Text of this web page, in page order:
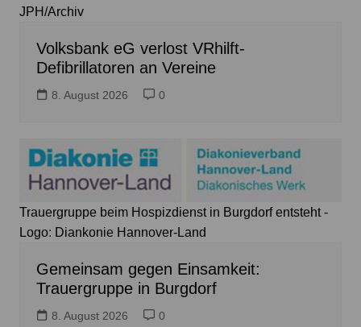
JPH/Archiv
Volksbank eG verlost VRhilft-
Defibrillatoren an Vereine
8. August 2026 0
Trauergruppe beim Hospizdienst in Burgdorf entsteht -
Logo: Diankonie Hannover-Land
Gemeinsam gegen Einsamkeit:
Trauergruppe in Burgdorf
8. August 2026 0